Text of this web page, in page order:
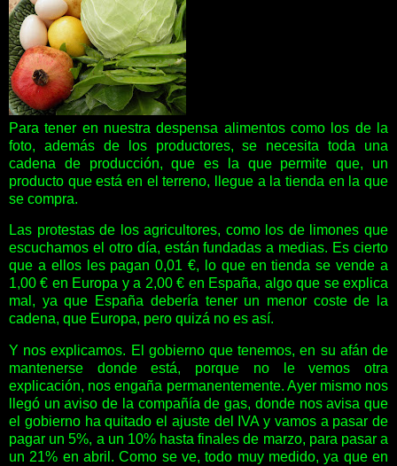
Para tener en nuestra despensa alimentos como los de la
foto, además de los productores, se necesita toda una
cadena de producción, que es la que permite que, un
producto que está en el terreno, llegue a la tienda en la que
se compra.
Las protestas de los agricultores, como los de limones que
escuchamos el otro día, están fundadas a medias. Es cierto
que a ellos les pagan 0,01 €, lo que en tienda se vende a
1,00 € en Europa y a 2,00 € en España, algo que se explica
mal, ya que España debería tener un menor coste de la
cadena, que Europa, pero quizá no es así.
Y nos explicamos. El gobierno que tenemos, en su afán de
mantenerse donde está, porque no le vemos otra
explicación, nos engaña permanentemente. Ayer mismo nos
llegó un aviso de la compañía de gas, donde nos avisa que
el gobierno ha quitado el ajuste del IVA y vamos a pasar de
pagar un 5%, a un 10% hasta finales de marzo, para pasar a
un 21% en abril. Como se ve, todo muy medido, ya que en